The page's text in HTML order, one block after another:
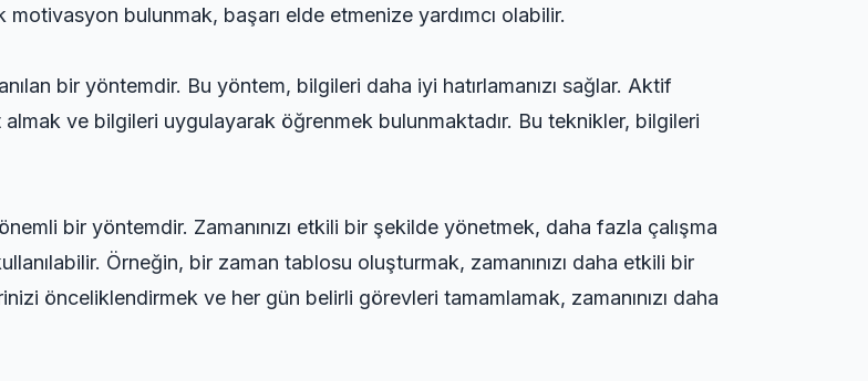
bulunmak, başarı elde etmenize yardımcı olabilir.
bir yöntemdir. Bu yöntem, bilgileri daha iyi hatırlamanızı sağlar. Aktif
ve bilgileri uygulayarak öğrenmek bulunmaktadır. Bu teknikler, bilgileri
bir yöntemdir. Zamanınızı etkili bir şekilde yönetmek, daha fazla çalışma
Örneğin, bir zaman tablosu oluşturmak, zamanınızı daha etkili bir
önceliklendirmek ve her gün belirli görevleri tamamlamak, zamanınızı daha